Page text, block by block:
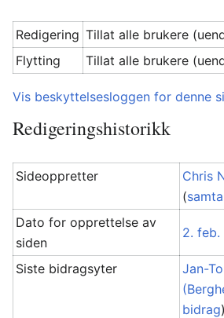
Redigering Tillat alle brukere
Flytting
Tillat alle brukere
Vis beskyttelsesloggen for denne
Redigeringshistorikk
Sideoppretter
Chris
(
Dato for opprettelse av
siden
2. feb.
Siste bidragsyter
Jan-
bidrag)